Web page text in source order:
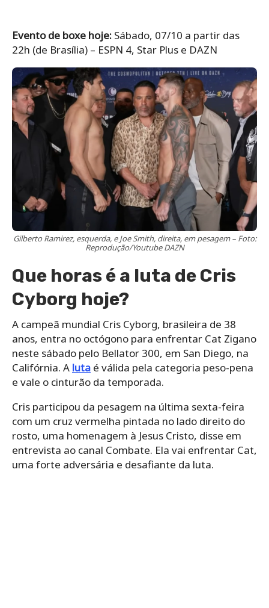
Evento de boxe hoje: Sábado, 07/10 a partir das
22h (de Brasília) – ESPN 4, Star Plus e DAZN
Gilberto Ramirez, esquerda, e Joe Smith, direita, em pesagem – Foto:
Reprodução/Youtube DAZN
Que horas é a luta de Cris
Cyborg hoje?
A campeã mundial Cris Cyborg, brasileira de 38
anos, entra no octógono para enfrentar Cat Zigano
neste sábado pelo Bellator 300, em San Diego, na
Califórnia. A luta é válida pela categoria peso-pena
e vale o cinturão da temporada.
Cris participou da pesagem na última sexta-feira
com um cruz vermelha pintada no lado direito do
rosto, uma homenagem à Jesus Cristo, disse em
entrevista ao canal Combate. Ela vai enfrentar Cat,
uma forte adversária e desafiante da luta.